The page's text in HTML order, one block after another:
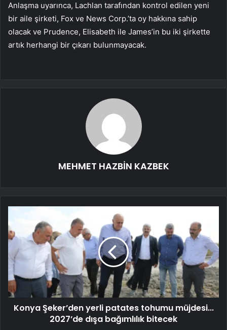
Anlaşma uyarınca, Lachlan tarafından kontrol edilen yeni
bir aile şirketi, Fox ve News Corp.’ta oy hakkına sahip
olacak ve Prudence, Elisabeth ile James’in bu iki şirkette
artık herhangi bir çıkarı bulunmayacak.
MEHMET HAZBİN KAZBEK
Konya Şeker’den yerli patates tohumu müjdesi...
2027’de dışa bağımlılık bitecek